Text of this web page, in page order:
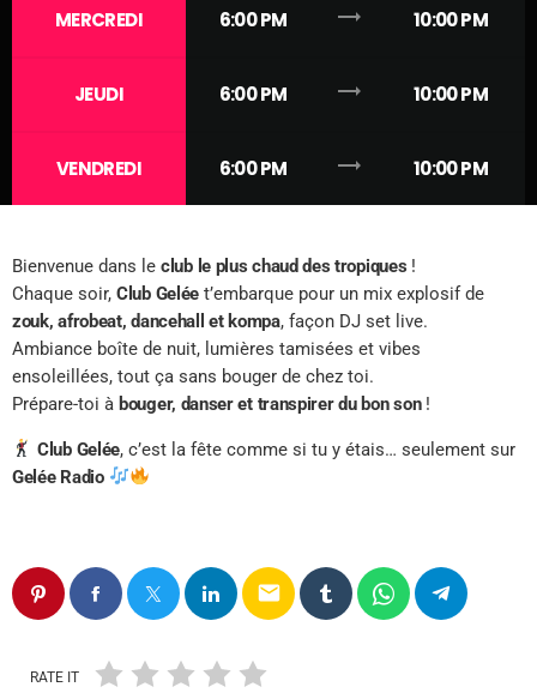
MERCREDI 6:00 PM trending_flat 10:00 PM
JEUDI 6:00 PM trending_flat 10:00 PM
VENDREDI 6:00 PM trending_flat 10:00 PM
Bienvenue dans le club le plus chaud des tropiques !
Chaque soir, Club Gelée t’embarque pour un mix explosif de
zouk, afrobeat, dancehall et kompa, façon DJ set live.
Ambiance boîte de nuit, lumières tamisées et vibes
ensoleillées, tout ça sans bouger de chez toi.
Prépare-toi à bouger, danser et transpirer du bon son!
Club Gelée, c’est la fête comme si tu y étais… seulement sur
Gelée Radio
email
RATE IT